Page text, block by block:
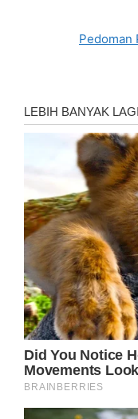
Pedoman